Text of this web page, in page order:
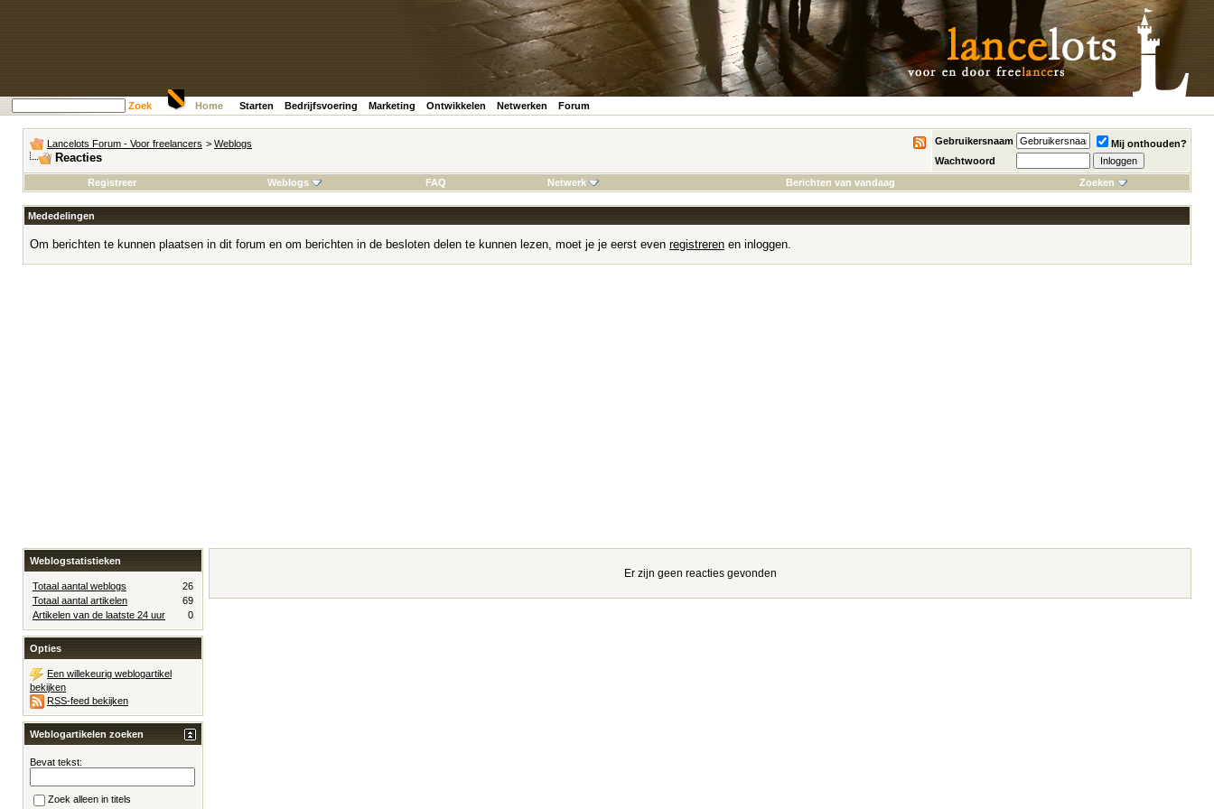
Zoek Home Starten Bedrijfsvoering Marketing Ontwikkelen Netwerken Forum
Lancelots Forum - Voor freelancers > Weblogs
Reacties
Gebruikersnaam
Mij onthouden?
Wachtwoord
Registreer
Weblogs FAQ Netwerk Berichten van vandaag Zoeken
Mededelingen
Om berichten te kunnen plaatsen in dit forum en om berichten in de besloten delen te kunnen lezen, moet je je eerst even registreren en inloggen.
Er zijn geen reacties gevonden
Weblogstatistieken
Totaal aantal weblogs
26
Totaal aantal artikelen
69
Artikelen van de laatste 24 uur
0
Opties
Een willekeurig weblogartikel
bekijken
RSS-feed bekijken
Weblogartikelen zoeken
Bevat tekst:
Zoek alleen in titels